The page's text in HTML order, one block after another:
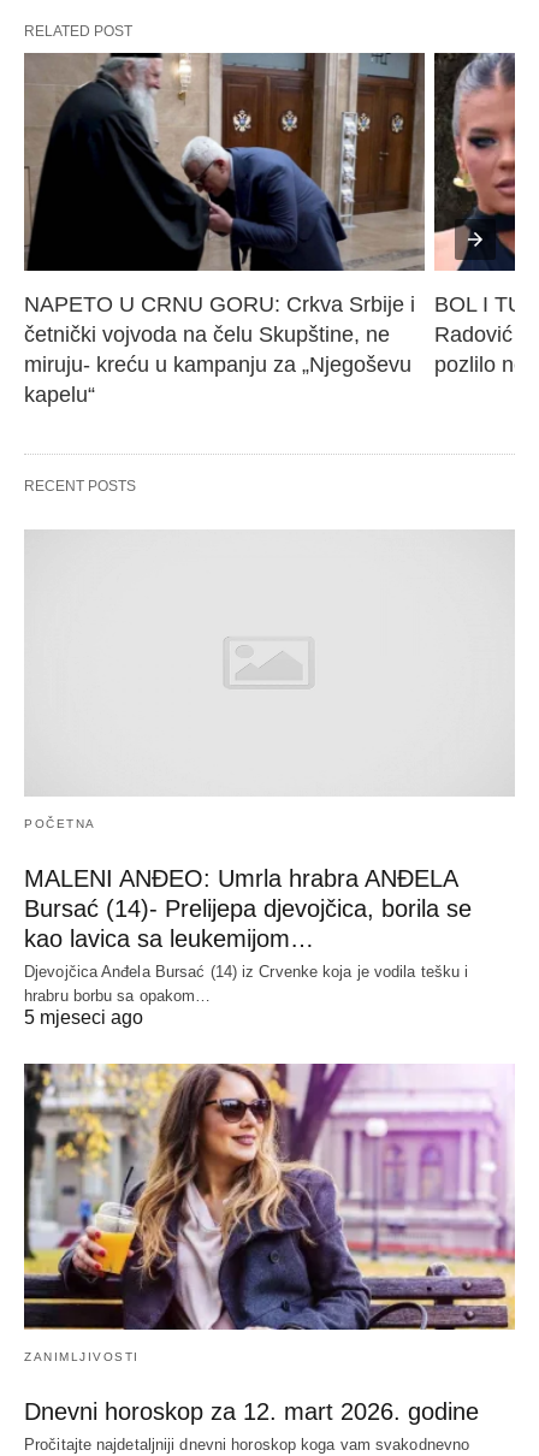
RELATED POST
NAPETO U CRNU GORU: Crkva Srbije i
četnički vojvoda na čelu Skupštine, ne
miruju- kreću u kampanju za „Njegoševu
kapelu“
BOL I
Radović
pozlilo
RECENT POSTS
POČETNA
MALENI ANĐEO: Umrla hrabra ANĐELA
Bursać (14)- Prelijepa djevojčica, borila se
kao lavica sa leukemijom…
Djevojčica Anđela Bursać (14) iz Crvenke koja je vodila tešku i
hrabru borbu sa opakom…
5 mjeseci ago
ZANIMLJIVOSTI
Dnevni horoskop za 12. mart 2026. godine
Pročitajte najdetaljniji dnevni horoskop koga vam svakodnevno